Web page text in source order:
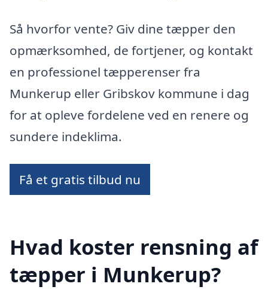
Så hvorfor vente? Giv dine tæpper den
opmærksomhed, de fortjener, og kontakt
en professionel tæpperenser fra
Munkerup eller Gribskov kommune i dag
for at opleve fordelene ved en renere og
sundere indeklima.
Få et gratis tilbud nu
Hvad koster rensning af
tæpper i Munkerup?